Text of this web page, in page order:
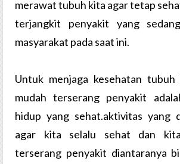
merawat tubuh kita agar tetap
terjangkit penyakit yang
masyarakat pada saat ini.
Untuk menjaga kesehatan
mudah terserang penyakit
hidup yang sehat.aktivitas yang
agar kita selalu sehat dan
terserang penyakit diantaranya